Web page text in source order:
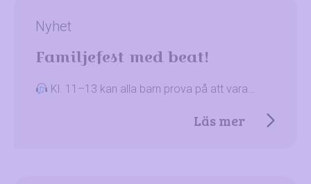
Nyhet
Familjefest med beat!
Kl. 11–13 kan alla barn prova på att vara…
Läs mer